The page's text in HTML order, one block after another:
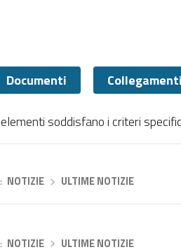
Documenti
elementi soddisfano i criteri
NOTIZIE› ULTIME NOTIZIE
NOTIZIE› ULTIME NOTIZIE